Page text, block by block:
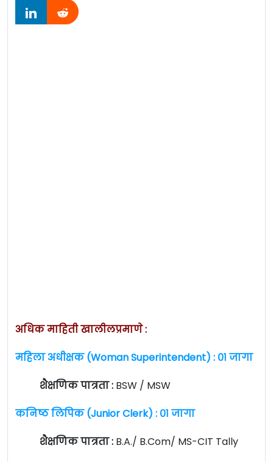
अधिक माहिती खालीलप्रमाणे :
महिला अधीक्षक (Woman Superintendent) : ०१ जागा
शैक्षणिक पात्रता : BSW / MSW
कनिष्ठ लिपिक (Junior Clerk) : ०१ जागा
शैक्षणिक पात्रता : B.A./ B.Com/ MS-CIT Tally